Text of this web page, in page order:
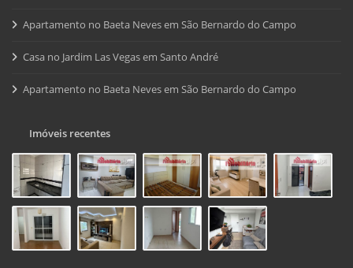
Apartamento no Baeta Neves em São Bernardo do Campo
Casa no Jardim Las Vegas em Santo André
Apartamento no Baeta Neves em São Bernardo do Campo
Imóveis recentes